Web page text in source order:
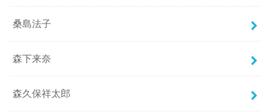
桑島法子
森下来奈
森久保祥太郎